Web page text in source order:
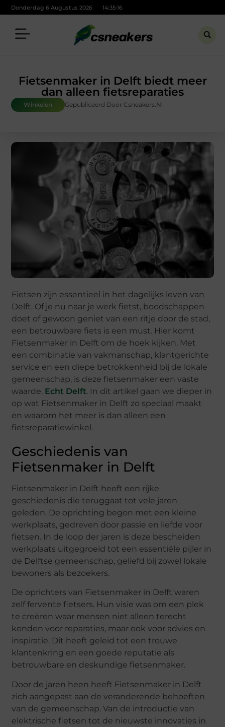
Donderdag 6 Augustus 2026 14:35:18
Fietsenmaker in Delft biedt meer
dan alleen fietsreparaties
Winkelen Gepubliceerd Door Csneakers.nl
Fietsen zijn essentieel in het dagelijks leven van
Delft. Of je nu naar je werk fietst, boodschappen
doet of gewoon geniet van een ritje door de stad,
een betrouwbare fiets is een must. Hier komt
Fietsenmaker in Delft om de hoek kijken. Met
een combinatie van vakmanschap, klantgerichte
service en een diepe betrokkenheid bij de lokale
gemeenschap, is deze fietsenmaker een vaste
waarde. Echt Delft. In dit artikel gaan we dieper in
op wat Fietsenmaker in Delft zo speciaal maakt
en waarom het meer is dan alleen een
fietsreparatiewinkel.
Geschiedenis van
Fietsenmaker in Delft
Fietsenmaker in Delft heeft een rijke
geschiedenis die teruggaat tot vele jaren
geleden. De oprichting begon met een kleine
werkplaats, gedreven door passie en liefde voor
fietsen. In de loop der jaren is deze bescheiden
werkplaats uitgegroeid tot een essentiële pijler in
de Delftse gemeenschap, geliefd bij zowel lokale
bewoners als bezoekers.
De oprichters van Fietsenmaker in Delft waren
zelf fervente fietsers. Hun visie was om een plek
te creëren waar mensen niet alleen terecht
konden voor reparaties, maar ook voor advies en
inspiratie. Dit heeft geleid tot een trouwe
klantenkring en een goede reputatie als
betrouwbare en deskundige fietsenmaker.
Door de jaren heen heeft Fietsenmaker in Delft
zich aangepast aan de veranderende behoeften
van de gemeenschap. Van de introductie van
elektrische fietsen tot de nieuwste innovaties in